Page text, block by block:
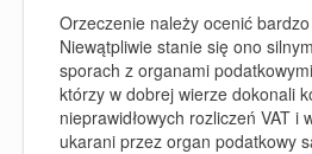
Orzeczenie należy ocenić
Niewątpliwie stanie się ono
sporach z organami
którzy w dobrej wierze dokonali
nieprawidłowych rozliczeń VAT i
ukarani przez organ podatkowy